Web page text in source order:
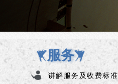
服务
讲解服务及收费标准